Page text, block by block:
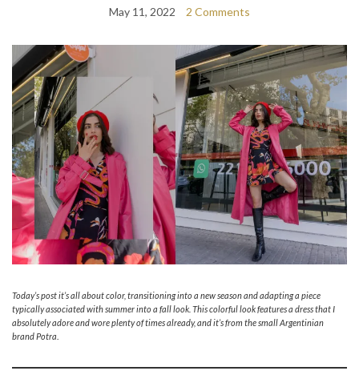
May 11, 2022 2 Comments
Today’s post it’s all about color, transitioning into a new season and adapting a piece
typically associated with summer into a fall look. This colorful look features a dress that I
absolutely adore and wore plenty of times already, and it’s from the small Argentinian
brand Potra